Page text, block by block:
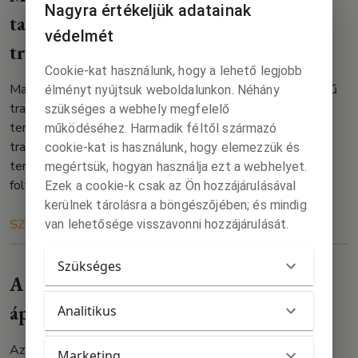
tanulmánya a magyar nyelvű
transzkulturális kutatásokról
Magdalena Roguska-Németh tanulmánya a magyar nyelvű
transzkulturális kutatásokról a Wielogłos 2024/1.
tematikus számában jelent meg, amelynek témája a
transzkulturalizmus. A lengyel nyelvű tanulmány teljes
terjedelemben a krakkói Jagellói Egyetem tudományos
folyóiratának online felületén olvasható.
SZÖVEG RÓLUNK2024. 04. 08.
A mentorálás témáját járja körül az
áprilisi Katedra￼
Az előkészület alatt álló oktatási reform egyik fontos
Nagyra értékeljük adatainak
védelmét
Cookie-kat használunk, hogy a lehető legjobb
élményt nyújtsuk weboldalunkon. Néhány
szükséges a webhely megfelelő
működéséhez. Harmadik féltől származó
cookie-kat is használunk, hogy elemezzük és
megértsük, hogyan használja ezt a webhelyet.
Ezek a cookie-k csak az Ön hozzájárulásával
kerülnek tárolásra a böngészőjében; és mindig
van lehetősége visszavonni hozzájárulását.
Szükséges
Analitikus